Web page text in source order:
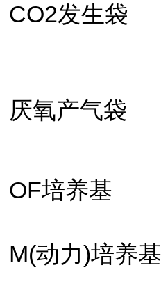
CO2发生袋
厌氧产气袋
OF培养基
M(动力)培养基